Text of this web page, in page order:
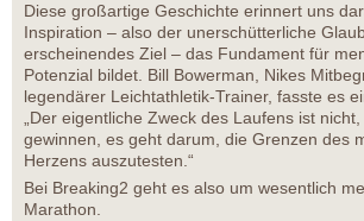
Diese großartige Geschichte erinnert uns
Inspiration – also der unerschütterliche
erscheinendes Ziel – das Fundament für
Potenzial bildet. Bill Bowerman, Nikes
legendärer Leichtathletik-Trainer, fasste es
„Der eigentliche Zweck des Laufens ist
gewinnen, es geht darum, die Grenzen des
Herzens auszutesten.“
Bei Breaking2 geht es also um wesentlich
Marathon.